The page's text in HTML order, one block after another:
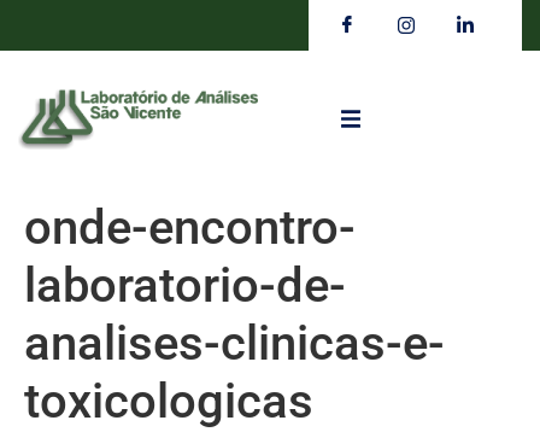
onde-encontro-
laboratorio-de-
analises-clinicas-e-
toxicologicas